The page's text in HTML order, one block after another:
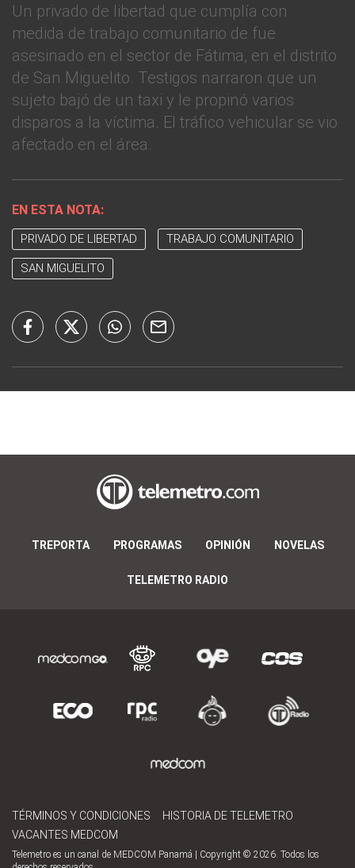
Un privado de libertad que cumplía con
medida de trabajo comunitario de fue
asesinado en el sector de Fátima, en el distrito
de San Miguelito. Testigos narraron que un
sujeto bajó de un taxi y le propinó varios
disparos a la víctima. El tráfico vehicular se vio
afectado en el área.
EN ESTA NOTA:
PRIVADO DE LIBERTAD TRABAJO COMUNITARIO
SAN MIGUELITO
TREPORTA PROGRAMAS OPINIÓN NOVELAS
TELEMETRO RADIO
TÉRMINOS Y CONDICIONES
HISTORIA DE TELEMETRO
VACANTES MEDCOM
Telemetro es un canal de MEDCOM Panamá | Copyright © 2026. Todos los